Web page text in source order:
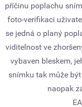
příčinu poplachu
foto-verifikaci
se jedná o planý
viditelnost ve
vybaven bleskem,
snímku tak může
naopak